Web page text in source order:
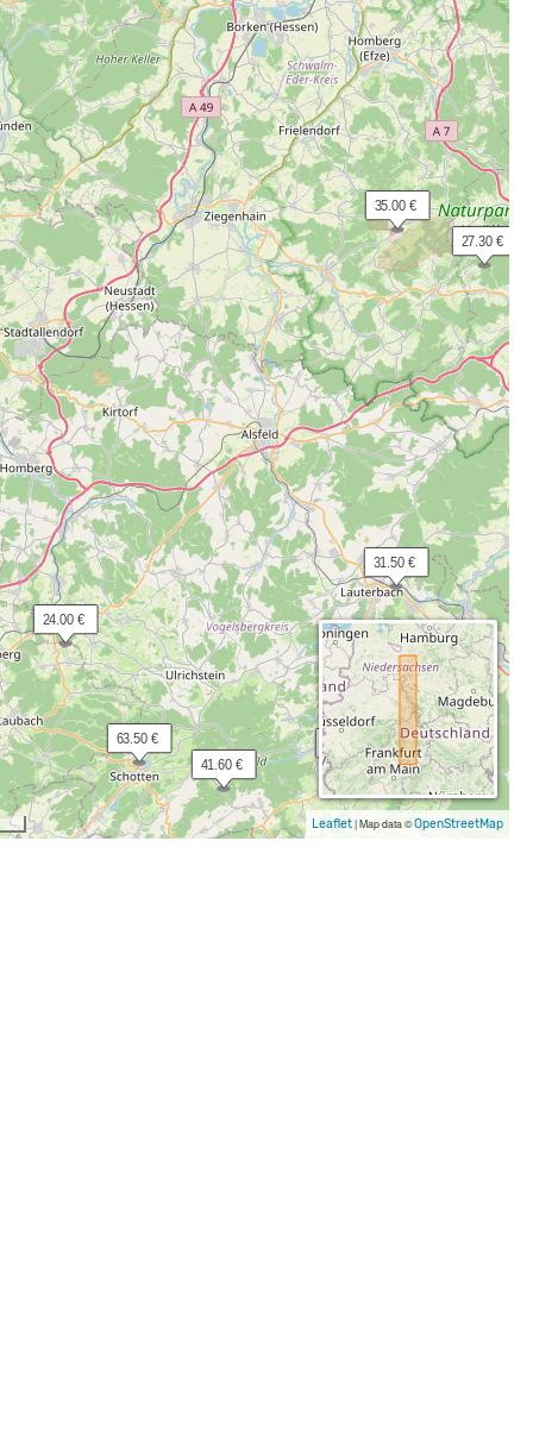
63.50 €
31.50 €
24.00 €
27.30 €
35.00 €
41.60 €
14.00 €
Leaflet|Map data ©OpenStreetMap